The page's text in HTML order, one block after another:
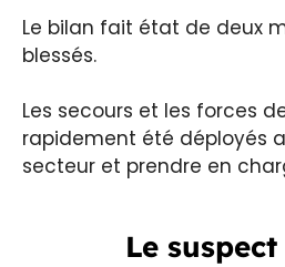
Le bilan fait état de deux
blessés.
Les secours et les forces
rapidement été déployés
secteur et prendre en
Le